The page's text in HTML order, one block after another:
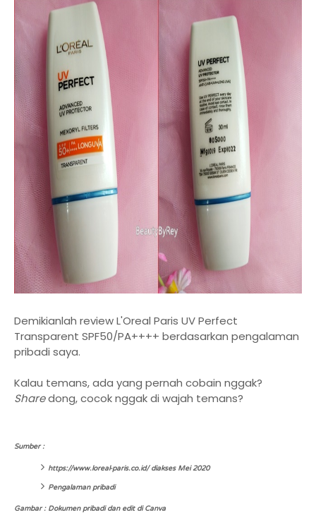
Demikianlah review L'Oreal Paris UV Perfect
Transparent SPF50/PA++++ berdasarkan pengalaman
pribadi saya.
Kalau temans, ada yang pernah cobain nggak?
Sharedong, cocok nggak di wajah temans?
Sumber :
https://www.loreal-paris.co.id/ diakses Mei 2020
Pengalaman pribadi
Gambar : Dokumen pribadi dan edit di Canva